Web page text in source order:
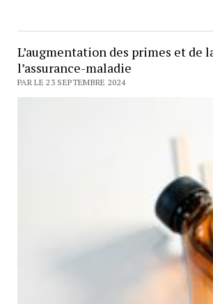
L’augmentation des primes et de
l’assurance-maladie
PAR LE 23 SEPTEMBRE 2024